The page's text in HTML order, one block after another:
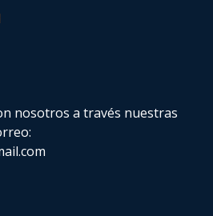
nosotros a través nuestras